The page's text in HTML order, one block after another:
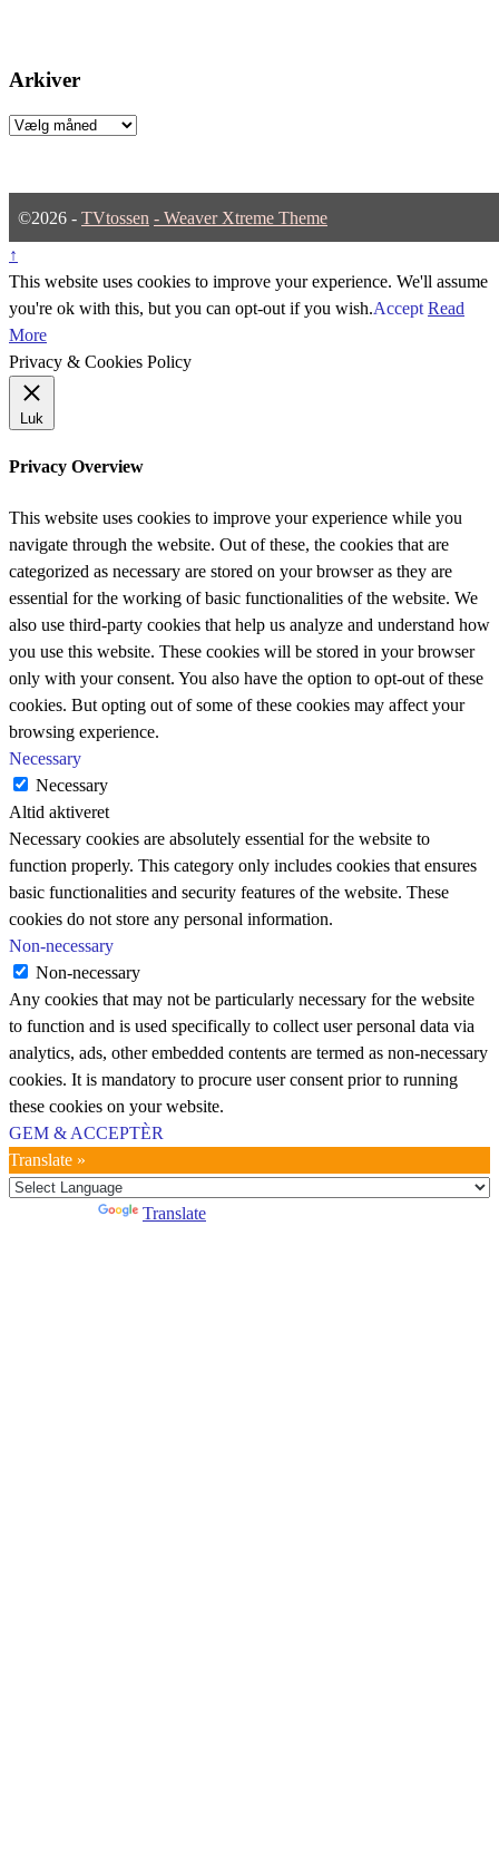
Arkiver
Arkiver
©2026 - TVtossen - Weaver Xtreme Theme
↑
This website uses cookies to improve your experience. We'll assume
you're ok with this, but you can opt-out if you wish.Accept Read
More
Privacy & Cookies Policy
Luk
Privacy Overview
This website uses cookies to improve your experience while you
navigate through the website. Out of these, the cookies that are
categorized as necessary are stored on your browser as they are
essential for the working of basic functionalities of the website. We
also use third-party cookies that help us analyze and understand how
you use this website. These cookies will be stored in your browser
only with your consent. You also have the option to opt-out of these
cookies. But opting out of some of these cookies may affect your
browsing experience.
Necessary
Necessary
Altid aktiveret
Necessary cookies are absolutely essential for the website to
function properly. This category only includes cookies that ensures
basic functionalities and security features of the website. These
cookies do not store any personal information.
Non-necessary
Non-necessary
Any cookies that may not be particularly necessary for the website
to function and is used specifically to collect user personal data via
analytics, ads, other embedded contents are termed as non-necessary
cookies. It is mandatory to procure user consent prior to running
these cookies on your website.
GEM & ACCEPTÈR
Translate »
Translate